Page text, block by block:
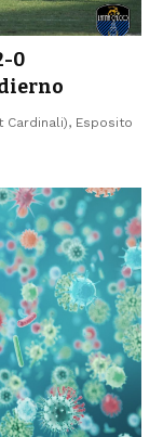
0
Cardinali), Esposito